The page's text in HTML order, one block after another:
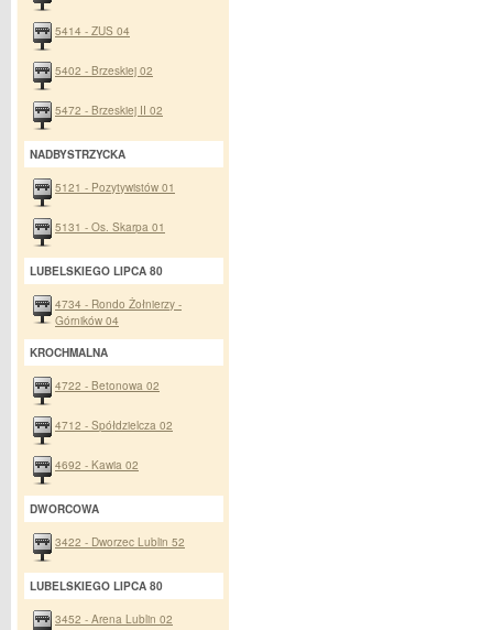
5414 - ZUS 04
5402 - Brzeskiej 02
5472 - Brzeskiej II 02
NADBYSTRZYCKA
5121 - Pozytywistów 01
5131 - Os. Skarpa 01
LUBELSKIEGO LIPCA 80
4734 - Rondo Żołnierzy -
Górników 04
KROCHMALNA
4722 - Betonowa 02
4712 - Spółdzielcza 02
4692 - Kawia 02
DWORCOWA
3422 - Dworzec Lublin 52
LUBELSKIEGO LIPCA 80
3452 - Arena Lublin 02